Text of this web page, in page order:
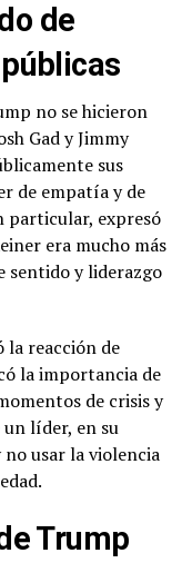
de
no se hicieron
Gad y Jimmy
sus
de empatía y de
particular, expresó
era mucho más
sentido y liderazgo
la reacción de
la importancia de
de crisis y
líder, en su
usar la violencia
Trump